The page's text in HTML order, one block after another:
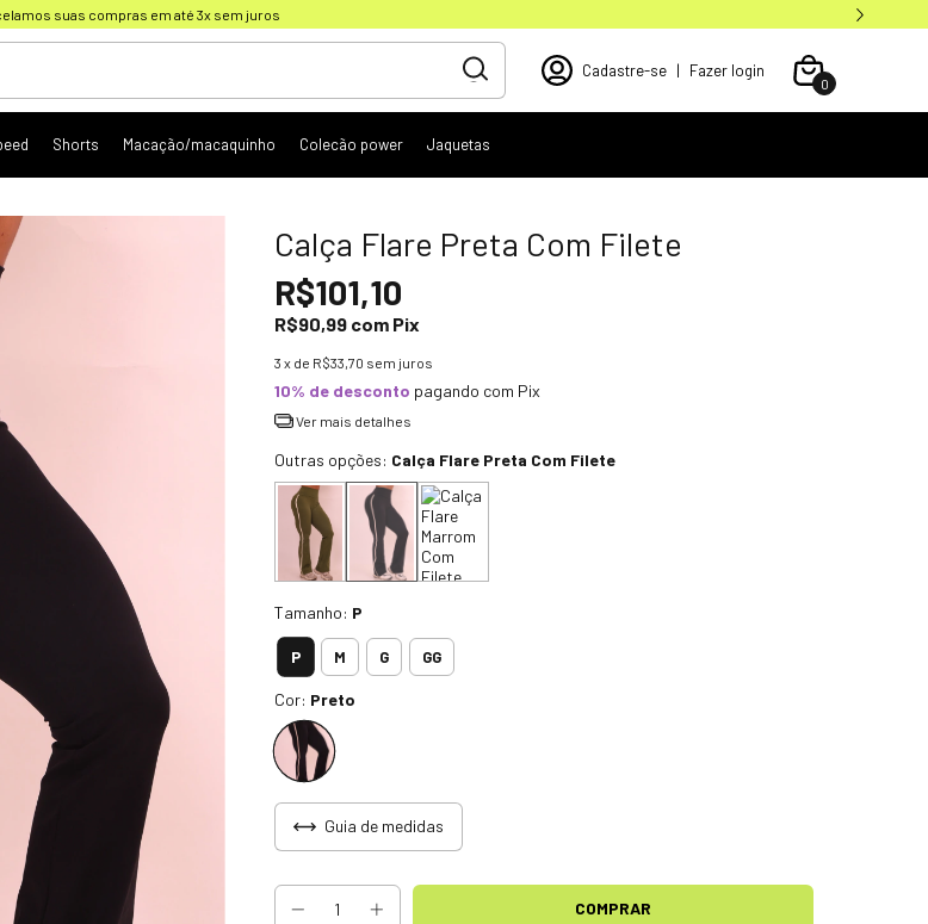
Frete grátis para as compras acima de R$ 500,00
Cadastre-se | Fazer login
0
Shorts Macação/macaquinho Colecão power Jaquetas
Calça Flare Preta Com Filete
R$101,10
R$90,99 com Pix
3 x de R$33,70 sem juros
10% de desconto pagando com Pix
Ver mais detalhes
Outras opções: Calça Flare Preta Com Filete
Tamanho: P
P M G GG
Cor: Preto
Guia de medidas